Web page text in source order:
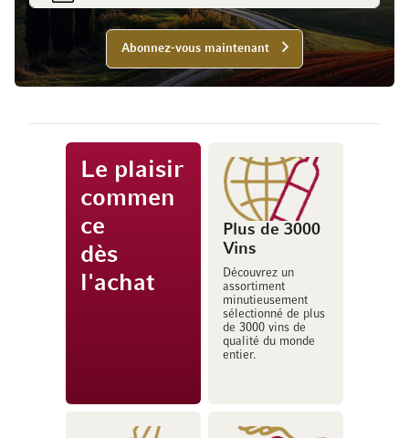
Abonnez-vous maintenant
Le plaisir
commen
ce
dès
l'achat
Plus de 3000
Vins
Découvrez un
assortiment
minutieusement
sélectionné de plus
de 3000 vins de
qualité du monde
entier.